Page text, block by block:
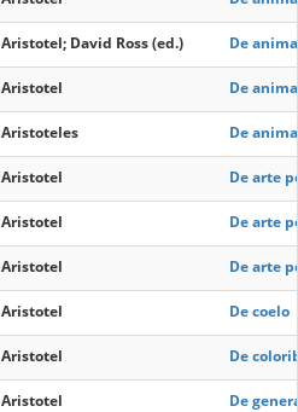
Aristotel; David Ross (ed.) De anima
Aristotel De anima
Aristoteles De
Aristotel De arte
Aristotel De arte
Aristotel De arte
Aristotel De coelo
Aristotel De
Aristotel De